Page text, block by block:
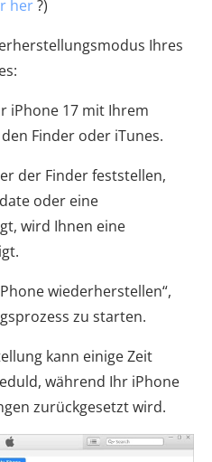
her?)
Ihres
iPhone 17 mit Ihrem
Finder oder iTunes.
der Finder feststellen,
oder eine
wird Ihnen eine
wiederherstellen“,
zu starten.
kann einige Zeit
während Ihr iPhone
zurückgesetzt wird.